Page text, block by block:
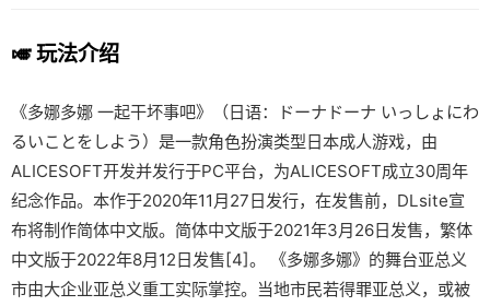
🎺 玩法介绍
《多娜多娜 一起干坏事吧》（日语：ドーナドーナ いっしょにわ
るいことをしよう）是一款角色扮演类型日本成人游戏，由
ALICESOFT开发并发行于PC平台，为ALICESOFT成立30周年
纪念作品。本作于2020年11月27日发行，在发售前，DLsite宣
布将制作简体中文版。简体中文版于2021年3月26日发售，繁体
中文版于2022年8月12日发售[4]。 《多娜多娜》的舞台亚总义
市由大企业亚总义重工实际掌控。当地市民若得罪亚总义，或被